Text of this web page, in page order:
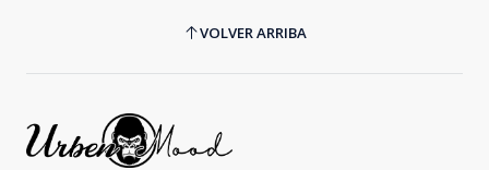
VOLVER ARRIBA